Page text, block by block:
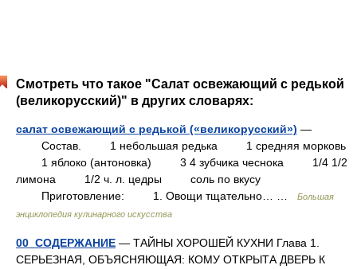
Смотреть что такое "Салат освежающий с редькой
(великорусский)" в других словарях:
салат освежающий с редькой («великорусский») —
Состав. 1 небольшая редька 1 средняя морковь
1 яблоко (антоновка) 3 4 зубчика чеснока 1/4 1/2
лимона 1/2 ч. л. цедры соль по вкусу
Приготовление: 1. Овощи тщательно… …
Большая
энциклопедия кулинарного искусства
00_СОДЕРЖАНИЕ — ТАЙНЫ ХОРОШЕЙ КУХНИ Глава 1.
СЕРЬЕЗНАЯ, ОБЪЯСНЯЮЩАЯ: КОМУ ОТКРЫТА ДВЕРЬ К